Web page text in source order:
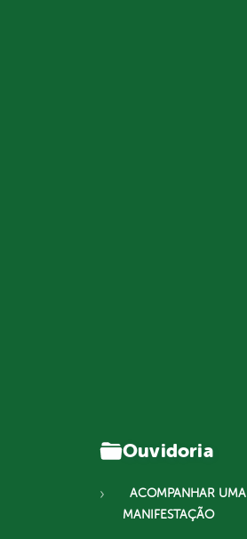
Ouvidoria
ACOMPANHAR UMA
MANIFESTAÇÃO